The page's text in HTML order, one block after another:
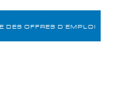
DES OFFRES D'EMPLOI